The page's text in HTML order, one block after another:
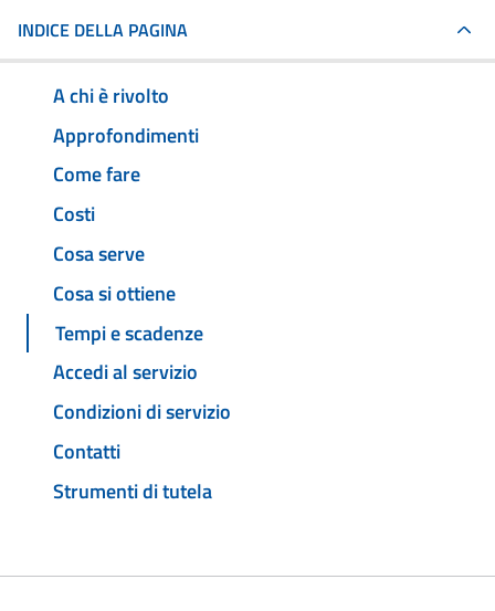
INDICE DELLA PAGINA
A chi è rivolto
Approfondimenti
Come fare
Costi
Cosa serve
Cosa si ottiene
Tempi e scadenze
Accedi al servizio
Condizioni di servizio
Contatti
Strumenti di tutela